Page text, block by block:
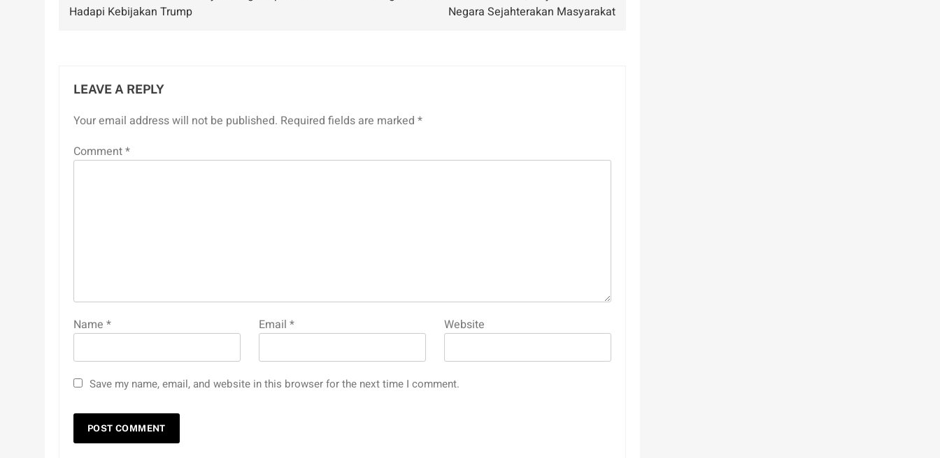
navigation
Hadapi Kebijakan Trump
Negara Sejahterakan Masyarakat
LEAVE A REPLY
Your email address will not be published. Required fields are marked *
Comment*
Name * Email* Website
Save my name, email, and website in this browser for the next time I comment.